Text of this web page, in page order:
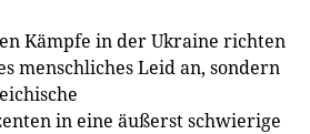
Kämpfe in der Ukraine richten
menschliches Leid an, sondern
in eine äußerst schwierige